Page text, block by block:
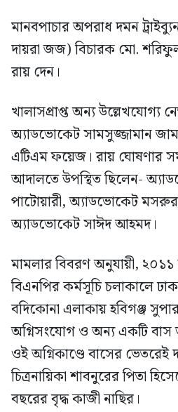
মানবপাচার অপরাধ দমন
দায়রা জজ) বিচারক মো.
রায় দেন।
খালাসপ্রাপ্ত অন্য উল্লেখযোগ্য
অ্যাডভোকেট সামসুজ্জামান
এটিএম ফয়েজ। রায় ঘোষণার
আদালতে উপস্থিত ছিলেন-
পাটোয়ারী, অ্যাডভোকেট
অ্যাডভোকেট সাঈদ আহমদ।
মামলার বিবরণ অনুযায়ী, ২০১১
বিএনপির কর্মসূচি চলাকালে
বদিকোনা এলাকায় হবিগঞ্জ
অগ্নিসংযোগ ও অন্য একটি বাস
ওই অগ্নিকাণ্ডে বাসের ভেতরেই
চিত্রনায়িকা শাবনুরের পিতা
বছরের বৃদ্ধ কাজী নাছির।